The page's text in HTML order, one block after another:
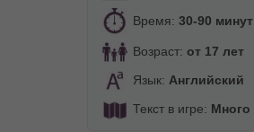
Время: 30-90 минут
Возраст: от 17 лет
Язык: Английский
Текст в игре: Много